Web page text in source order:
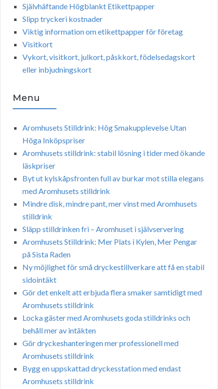
Självhäftande Högblankt Etikettpapper
Slipp tryckeri kostnader
Viktig information om etikettpapper för företag
Visitkort
Vykort, visitkort, julkort, påskkort, födelsedagskort
eller inbjudningskort
Menu
Aromhusets Stilldrink: Hög Smakupplevelse Utan
Höga Inköpspriser
Aromhusets stilldrink: stabil lösning i tider med ökande
läskpriser
Byt ut kylskåpsfronten full av burkar mot stilla elegans
med Aromhusets stilldrink
Mindre disk, mindre pant, mer vinst med Aromhusets
stilldrink
Släpp stilldrinken fri – Aromhuset i självservering
Aromhusets Stilldrink: Mer Plats i Kylen, Mer Pengar
på Sista Raden
Ny möjlighet för små dryckestillverkare att få en stabil
sidointäkt
Gör det enkelt att erbjuda flera smaker samtidigt med
Aromhusets stilldrink
Locka gäster med Aromhusets goda stilldrinks och
behåll mer av intäkten
Gör dryckeshanteringen mer professionell med
Aromhusets stilldrink
Bygg en uppskattad dryckesstation med endast
Aromhusets stilldrink